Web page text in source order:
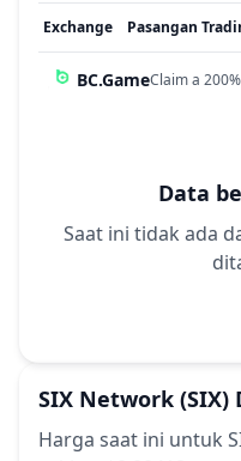
Exchange Pasangan
BC.GameClaim a
Data
Saat ini tidak ada
SIX Network (SIX)
Harga saat ini untuk